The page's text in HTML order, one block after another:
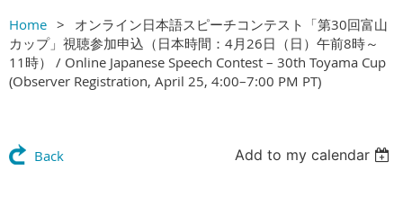
Home
オンライン日本語スピーチコンテスト「第30回富山
カップ」視聴参加申込（日本時間：4月26日（日）午前8時～
11時） / Online Japanese Speech Contest – 30th Toyama Cup
(Observer Registration, April 25, 4:00–7:00 PM PT)
Back Add to my calendar